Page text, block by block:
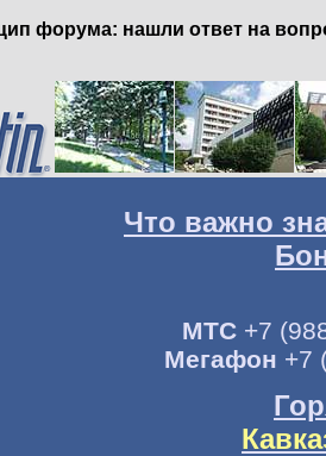
форума: нашли ответ на
Что важно
МТС+7
Мегафон +7